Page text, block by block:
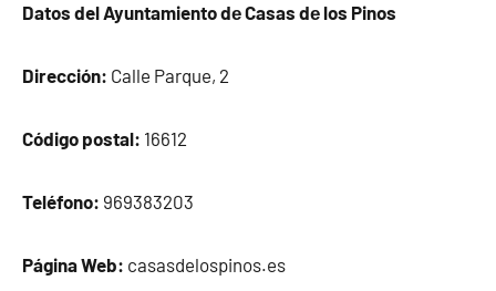
Datos del Ayuntamiento dе Casas dе los Pinos
Dirección: Calle Parque, 2
Código postal: 16612
Teléfono: 969383203
Página Web: casasdelospinos.es